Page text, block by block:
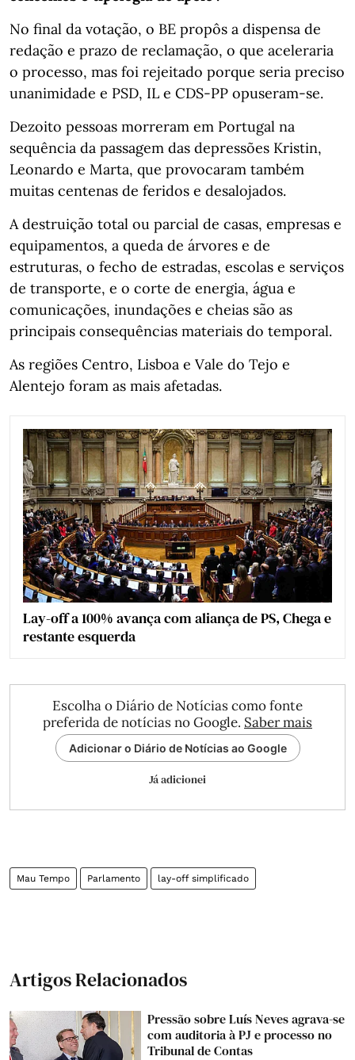
No final da votação, o BE propôs a dispensa de
redação e prazo de reclamação, o que aceleraria
o processo, mas foi rejeitado porque seria preciso
unanimidade e PSD, IL e CDS-PP opuseram-se.
Dezoito pessoas morreram em Portugal na
sequência da passagem das depressões Kristin,
Leonardo e Marta, que provocaram também
muitas centenas de feridos e desalojados.
A destruição total ou parcial de casas, empresas e
equipamentos, a queda de árvores e de
estruturas, o fecho de estradas, escolas e serviços
de transporte, e o corte de energia, água e
comunicações, inundações e cheias são as
principais consequências materiais do temporal.
As regiões Centro, Lisboa e Vale do Tejo e
Alentejo foram as mais afetadas.
Lay-off a 100% avança com aliança de PS, Chega e
restante esquerda
Escolha o Diário de Notícias como fonte
preferida de notícias no Google. Saber mais
Adicionar o Diário de Notícias ao Google
Já adicionei
Mau Tempo Parlamento lay-off simplificado
Artigos Relacionados
Pressão sobre Luís Neves agrava-se
com auditoria à PJ e processo no
Tribunal de Contas